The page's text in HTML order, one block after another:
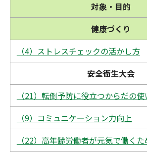
対象・目的
健康づくり
（4）ストレスチェックの活かし方
安全衛生大会
（21）転倒予防に役立つからだの
（9）コミュニケーション力向上
（22）高年齢労働者が元気で働く